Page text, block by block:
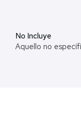
No Incluye
Aquello no